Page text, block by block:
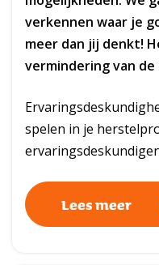
verkennen waar je
meer dan jij denkt!
vermindering van
spelen in je
Lees meer